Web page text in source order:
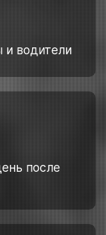
водители
после